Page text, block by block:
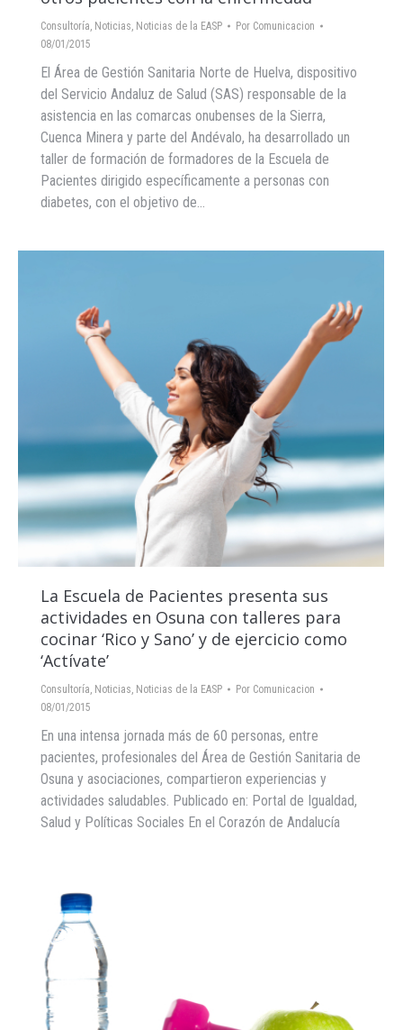
Consultoría, Noticias, Noticias de la EASP Por Comunicacion
08/01/2015
El Área de Gestión Sanitaria Norte de Huelva, dispositivo
del Servicio Andaluz de Salud (SAS) responsable de la
asistencia en las comarcas onubenses de la Sierra,
Cuenca Minera y parte del Andévalo, ha desarrollado un
taller de formación de formadores de la Escuela de
Pacientes dirigido específicamente a personas con
diabetes, con el objetivo de…
La Escuela de Pacientes presenta sus
actividades en Osuna con talleres para
cocinar ‘Rico y Sano’ y de ejercicio como
‘Actívate’
Consultoría, Noticias, Noticias de la EASP Por Comunicacion
08/01/2015
En una intensa jornada más de 60 personas, entre
pacientes, profesionales del Área de Gestión Sanitaria de
Osuna y asociaciones, compartieron experiencias y
actividades saludables. Publicado en: Portal de Igualdad,
Salud y Políticas Sociales En el Corazón de Andalucía